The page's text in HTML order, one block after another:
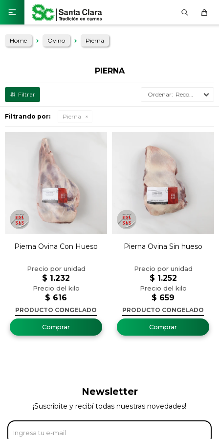

Home Ovino Pierna
PIERNA
Recomendados
Filtrando por: Pierna
Pierna Ovina Con Hueso
$ 616
$ 1.232
PRODUCTO CONGELADO
Pierna Ovina Sin hueso
$ 659
$ 1.252
PRODUCTO CONGELADO
Newsletter
¡Suscribite y recibí todas nuestras novedades!